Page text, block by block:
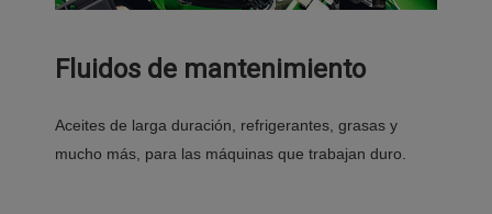
Fluidos de mantenimiento
Aceites de larga duración, refrigerantes, grasas y
mucho más, para las máquinas que trabajan duro.